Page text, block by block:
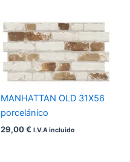
MANHATTAN OLD 31X56
porcelánico
29,00€ I.V.A incluido